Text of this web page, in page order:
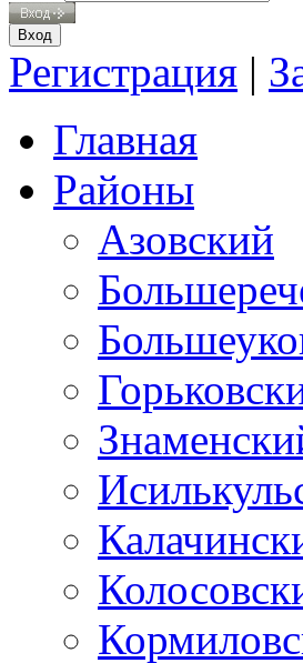
Регистрация |
Главная
Районы
Азовский